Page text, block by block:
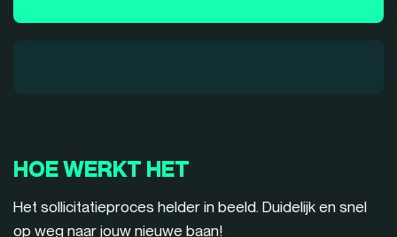
HOE WERKT HET
Het sollicitatieproces helder in beeld. Duidelijk en snel
op weg naar jouw nieuwe baan!